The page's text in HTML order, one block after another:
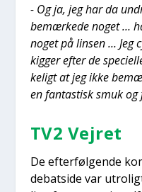
- Og ja, jeg har da
bemær­ke­de noget …
noget på lin­sen … Jeg
kig­ger efter de
ke­ligt at jeg ikke
en fan­ta­stisk smuk og
TV2 Vej­ret
De efter­føl­gen­de
debat­si­de var